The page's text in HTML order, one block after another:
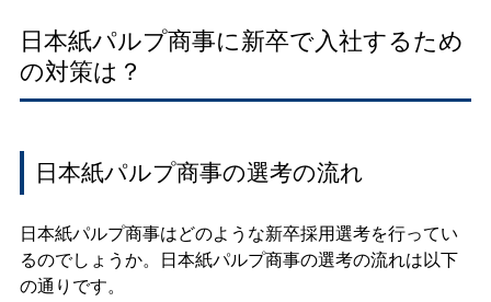
日本紙パルプ商事に新卒で入社するため
の対策は？
日本紙パルプ商事の選考の流れ
日本紙パルプ商事はどのような新卒採用選考を行ってい
るのでしょうか。日本紙パルプ商事の選考の流れは以下
の通りです。